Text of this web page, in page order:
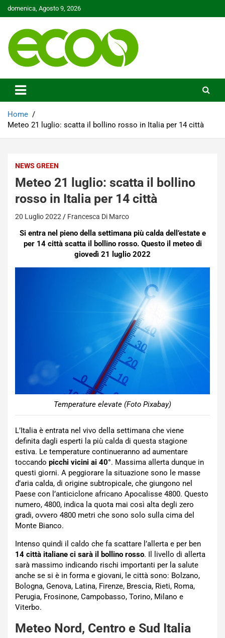
Skip
to
domenica, Agosto 9, 2026
Ecoo.it
Home
Meteo 21 luglio: scatta il bollino rosso in Italia per 14 città
NEWS GREEN
Meteo 21 luglio: scatta il bollino
rosso in Italia per 14 città
20 Luglio 2022 Francesca Di Marco
Si entra nel pieno della settimana più calda dell’estate e
per 14 città scatta il bollino rosso. Questo il meteo di
giovedì 21 luglio 2022
Temperature elevate (Foto Pixabay)
L’Italia è entrata nel vivo della settimana che viene
definita dagli esperti la più calda di questa stagione
estiva. Le temperature continueranno ad aumentare
toccando picchi vicini ai 40°. Massima allerta dunque in
questi giorni. A peggiorare la situazione sono le masse
d’aria calda, di origine subtropicale, che giungono nel
Paese con l’anticiclone africano Apocalisse 4800. Questo
numero, 4800, indica la quota mai così alta degli zero
gradi, ovvero 4800 metri che sono solo sulla cima del
Monte Bianco.
Intenso quindi il caldo che fa scattare l’allerta e per ben
14 città italiane ci sarà il bollino rosso. Il livello di allerta
sarà massimo indicando rischi importanti per la salute
anche se si è in forma e giovani, le città sono: Bolzano,
Bologna, Genova, Latina, Firenze, Brescia, Rieti, Roma,
Perugia, Frosinone, Campobasso, Torino, Milano e
Viterbo.
Meteo Nord, Centro e Sud Italia